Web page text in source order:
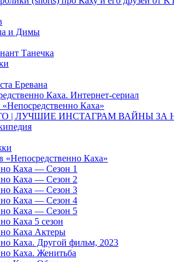
и Димы
Танечка
Еревана
Каха. Интернет-сериал
Каха»
| ЛУЧШИЕ ИНСТАГРАМ ВАЙНЫ ЗА
«Непосредственно Каха»
Каха — Сезон 1
Каха — Сезон 2
Каха — Сезон 3
Каха — Сезон 4
Каха — Сезон 5
Каха 5 сезон
Каха Актеры
Каха. Другой фильм, 2023
Каха. Женитьба